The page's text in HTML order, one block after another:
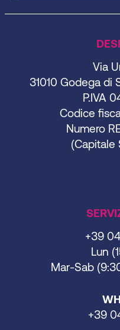
Via
31010 Godega di
P.IVA
Codice
Numero
(Capitale
+39
Lun
Mar-Sab
+39